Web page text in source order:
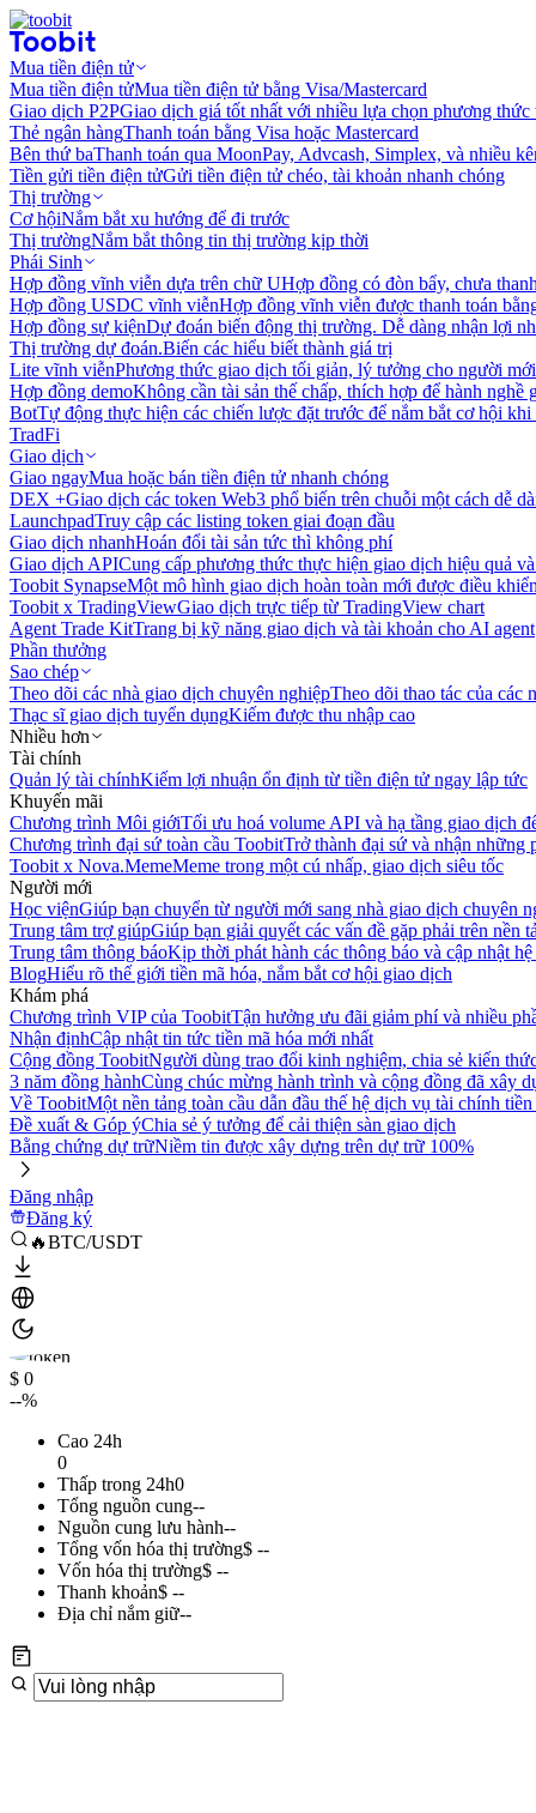
Mua tiền điện tử
Mua tiền điện tửMua tiền điện tử bằng Visa/Mastercard
Giao dịch P2PGiao dịch giá tốt nhất với nhiều lựa chọn phương thức
Thẻ ngân hàngThanh toán bằng Visa hoặc Mastercard
Bên thứ baThanh toán qua MoonPay, Advcash, Simplex, và nhiều
Tiền gửi tiền điện tửGửi tiền điện tử chéo, tài khoản nhanh chóng
Thị trường
Cơ hộiNắm bắt xu hướng để đi trước
Thị trườngNắm bắt thông tin thị trường kịp thời
Phái Sinh
Hợp đồng vĩnh viễn dựa trên chữ UHợp đồng có đòn bẩy, chưa
Hợp đồng USDC vĩnh viễnHợp đồng vĩnh viễn được thanh toán
Hợp đồng sự kiệnDự đoán biến động thị trường. Dễ dàng nhận lợi
Thị trường dự đoán.Biến các hiểu biết thành giá trị
Lite vĩnh viễnPhương thức giao dịch tối giản, lý tưởng cho người
Hợp đồng demoKhông cần tài sản thế chấp, thích hợp để hành nghề
BotTự động thực hiện các chiến lược đặt trước để nắm bắt cơ hội
TradFi
Giao dịch
Giao ngayMua hoặc bán tiền điện tử nhanh chóng
DEX +Giao dịch các token Web3 phổ biến trên chuỗi một cách dễ
LaunchpadTruy cập các listing token giai đoạn đầu
Giao dịch nhanhHoán đổi tài sản tức thì không phí
Giao dịch APICung cấp phương thức thực hiện giao dịch hiệu quả
Toobit SynapseMột mô hình giao dịch hoàn toàn mới được điều
Toobit x TradingViewGiao dịch trực tiếp từ TradingView chart
Agent Trade KitTrang bị kỹ năng giao dịch và tài khoản cho AI agent
Phần thưởng
Sao chép
Theo dõi các nhà giao dịch chuyên nghiệpTheo dõi thao tác của các
Thạc sĩ giao dịch tuyển dụngKiếm được thu nhập cao
Nhiều hơn
Tài chính
Quản lý tài chínhKiếm lợi nhuận ổn định từ tiền điện tử ngay lập tức
Khuyến mãi
Chương trình Môi giớiTối ưu hoá volume API và hạ tầng giao dịch
Chương trình đại sứ toàn cầu ToobitTrở thành đại sứ và nhận những
Toobit x Nova.MemeMeme trong một cú nhấp, giao dịch siêu tốc
Người mới
Học việnGiúp bạn chuyển từ người mới sang nhà giao dịch chuyên
Trung tâm trợ giúpGiúp bạn giải quyết các vấn đề gặp phải trên nền
Trung tâm thông báoKịp thời phát hành các thông báo và cập nhật
BlogHiểu rõ thế giới tiền mã hóa, nắm bắt cơ hội giao dịch
Khám phá
Chương trình VIP của ToobitTận hưởng ưu đãi giảm phí và nhiều
Nhận địnhCập nhật tin tức tiền mã hóa mới nhất
Cộng đồng ToobitNgười dùng trao đổi kinh nghiệm, chia sẻ kiến
3 năm đồng hànhCùng chúc mừng hành trình và cộng đồng đã xây
Về ToobitMột nền tảng toàn cầu dẫn đầu thế hệ dịch vụ tài chính
Đề xuất & Góp ýChia sẻ ý tưởng để cải thiện sàn giao dịch
Bằng chứng dự trữNiềm tin được xây dựng trên dự trữ 100%
Đăng nhập
Đăng ký
🔥BTC/USDT
$ 0
--%
Cao 24h
0
Thấp trong 24h0
Tổng nguồn cung--
Nguồn cung lưu hành--
Tổng vốn hóa thị trường$ --
Vốn hóa thị trường$ --
Thanh khoản$ --
Địa chỉ nắm giữ--